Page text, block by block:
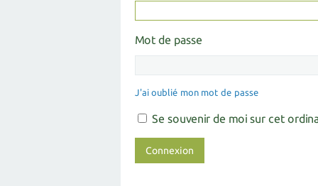
Mot de passe
J'ai oublié mon mot de passe
Se souvenir de moi sur cet